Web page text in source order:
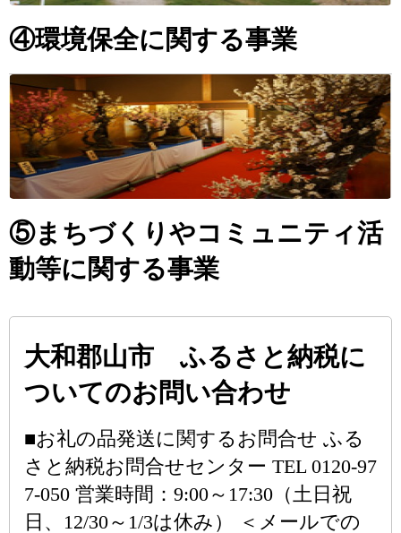
④環境保全に関する事業
⑤まちづくりやコミュニティ活
動等に関する事業
大和郡山市 ふるさと納税に
ついてのお問い合わせ
■お礼の品発送に関するお問合せ ふる
さと納税お問合せセンター TEL 0120-97
7-050 営業時間：9:00～17:30（土日祝
日、12/30～1/3は休み） ＜メールでの